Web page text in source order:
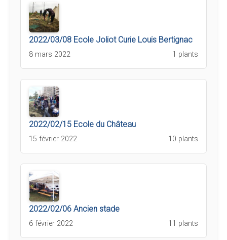
2022/03/08 Ecole Joliot Curie Louis Bertignac
8 mars 2022 1 plants
2022/02/15 Ecole du Château
15 février 2022 10 plants
2022/02/06 Ancien stade
6 février 2022 11 plants